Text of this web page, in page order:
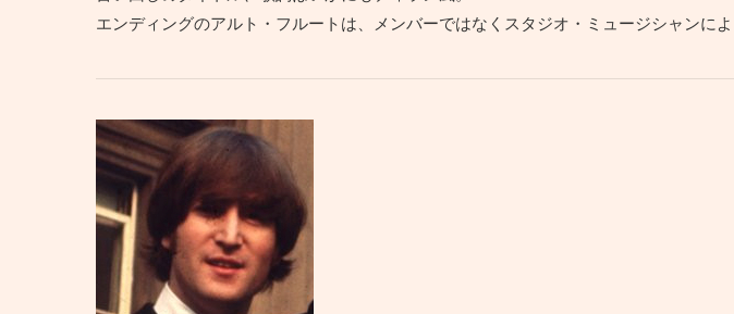
エンディングのアルト・フルートは、メンバーではなくスタジオ・ミュージシャンによ